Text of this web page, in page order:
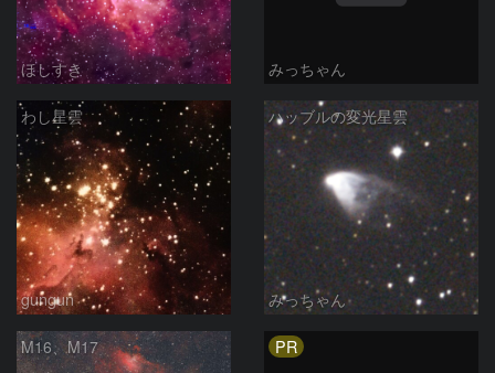
ほしすき みっちゃん
わし星雲
gungun
ハッブルの変光星雲
みっちゃん
M16、M17 PR